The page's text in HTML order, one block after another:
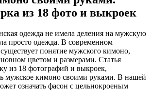
из 18 фото и выкроек
одежда не имела деления на мужскую
просто одежда. В современном
понятие мужского кимоно,
цветом и размерами. Статья
из 18 фотографий и выкроек,
мужское кимоно своими руками. В нашей
означать фасон с цельнокроеным